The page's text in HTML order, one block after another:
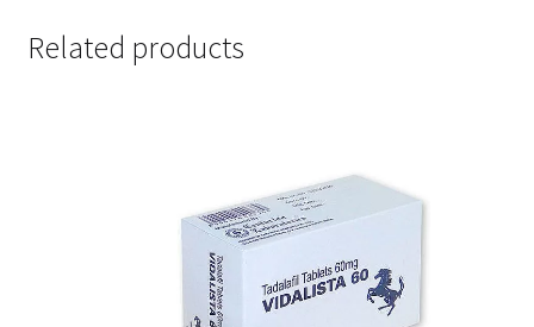
Related products